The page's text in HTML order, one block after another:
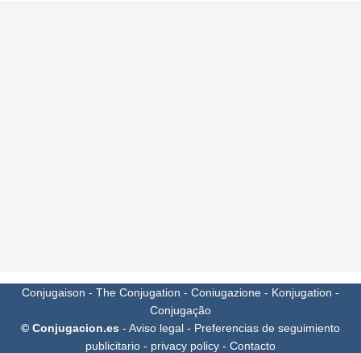
Conjugaison - The Conjugation - Coniugazione - Konjugation -
Conjugação
© Conjugacion.es - Aviso legal - Preferencias de seguimiento
publicitario - privacy policy - Contacto